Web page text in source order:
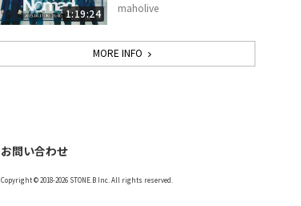
1:19:24 maholive
MORE INFO
お問い合わせ
Copyright © 2018-2026 STONE.B Inc. All rights reserved.